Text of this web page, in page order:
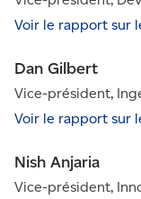
Voir le rapport sur
Dan Gilbert
Vice-président,
Voir le rapport sur
Nish Anjaria
Vice-président,